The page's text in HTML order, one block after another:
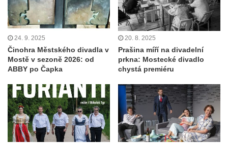
24. 9. 2025
Činohra Městského divadla v
Mostě v sezoně 2026: od
ABBY po Čapka
20. 8. 2025
Prašina míří na divadelní
prkna: Mostecké divadlo
chystá premiéru